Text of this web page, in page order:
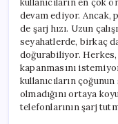
devam ediyor.
de şarj hızı. Uzun
seyahatlerde, birkaç
doğurabiliyor.
kapanmasını
kullanıcıların
olmadığını ortaya
telefonlarının şarj